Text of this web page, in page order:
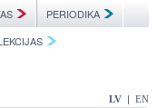
PERIODIKA
LV | EN